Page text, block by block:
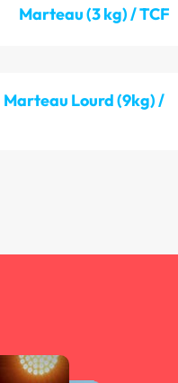
Marteau (3 kg) / TCF
Marteau Lourd (9kg) /